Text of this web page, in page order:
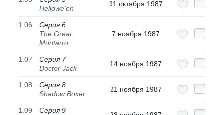
Hellowe'en
31 октября 1987
1.06
Серия 6
The Great
Montarro
7 ноября 1987
1.07
Серия 7
Doctor Jack
14 ноября 1987
1.08
Серия 8
Shadow Boxer
21 ноября 1987
1.09
Серия 9